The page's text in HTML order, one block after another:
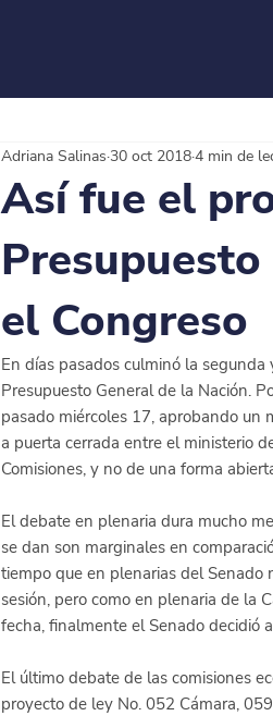
Así fue el
el Congreso
Adriana Salinas 30 oct 20184 min de
En días pasados culminó la
Presupuesto General de la Nación.
pasado miércoles 17, aprobando un
a puerta cerrada entre el ministerio
Comisiones, y no de una forma
El debate en plenaria dura mucho
se dan son marginales en
tiempo que en plenarias del Senado
sesión, pero como en plenaria de la
fecha, finalmente el Senado decidió
El último debate de las comisiones
proyecto de ley No. 052 Cámara,